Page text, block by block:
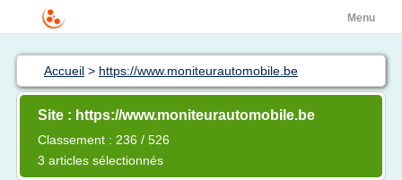
Menu
Accueil > https://www.moniteurautomobile.be
Site : https://www.moniteurautomobile.be
Classement : 236 / 526
3 articles sélectionnés